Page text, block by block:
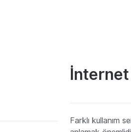
İnternet
Farklı kullanım